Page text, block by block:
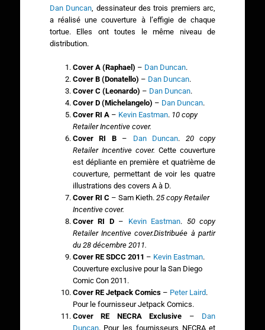
Dan Duncan, dessinateur des trois premiers arc,
a réalisé une couverture à l’effigie de chaque
tortue. Elles ont toutes le même niveau de
distribution.
Cover A (Raphael) – Dan Duncan.
Cover B (Donatello) – Dan Duncan.
Cover C (Leonardo) – Dan Duncan.
Cover D (Michelangelo) – Dan Duncan.
Cover RI A– Kevin Eastman. 10 copy
Retailer Incentive cover.
Cover RI B– Dan Duncan. 20 copy
Retailer Incentive cover.Cette couverture
est dépliante en première et quatrième de
couverture, permettant de voir les quatre
illustrations des covers A à D.
Cover RI C – Sam Kieth. 25 copy Retailer
Incentive cover.
Cover RI D– Kevin Eastman. 50 copy
Retailer Incentive cover.Distribuée à partir
du 28 décembre 2011.
Cover RE SDCC 2011 – Kevin Eastman.
Couverture exclusive pour la San Diego
Comic Con 2011.
Cover RE Jetpack Comics – Peter Laird.
Pour le fournisseur Jetpack Comics.
Cover RE NECRA Exclusive – Dan
Duncan. Pour les fournisseurs NECRA et